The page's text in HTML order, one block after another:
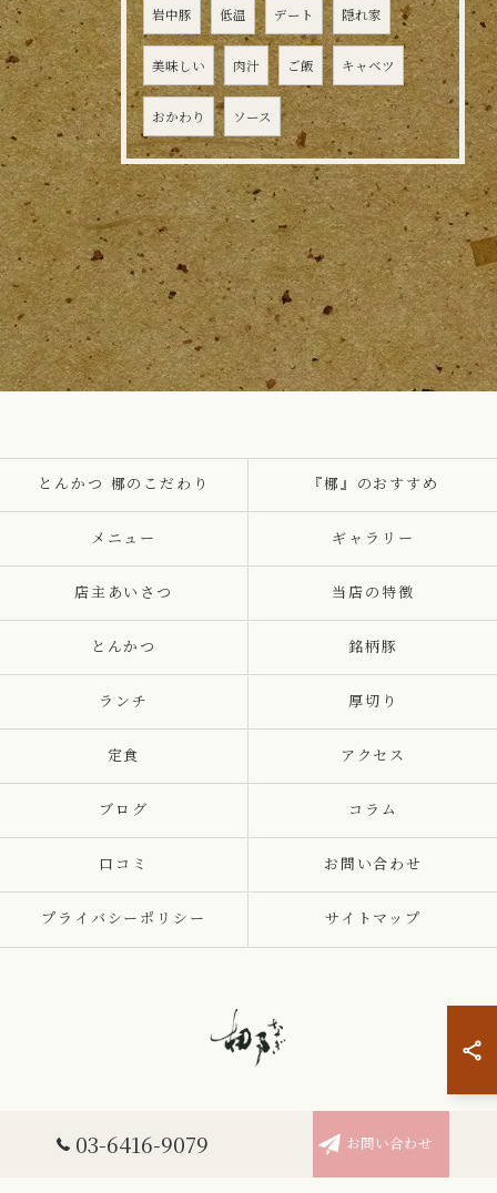
岩中豚 低温 デート 隠れ家
美味しい 肉汁 ご飯 キャベツ
おかわり ソース
03-6416-9079 お問い合わせ
とんかつ 梛のこだわり 『梛』のおすすめ
メニュー ギャラリー
店主あいさつ 当店の特徴
とんかつ 銘柄豚
ランチ 厚切り
定食 アクセス
ブログ コラム
口コミ お問い合わせ
プライバシーポリシー サイトマップ
© 2026 東京都渋谷駅周辺のとんかつならとんかつ梛 ALL RIGHTS RESERVED.
お問い合わせはこちら